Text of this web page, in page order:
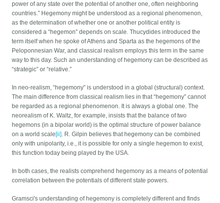
power of any state over the potential of another one, often neighboring
countries.” Hegemony might be understood as a regional phenomenon,
as the determination of whether one or another political entity is
considered a “hegemon” depends on scale. Thucydides introduced the
term itself when he spoke of Athens and Sparta as the hegemons of the
Peloponnesian War, and classical realism employs this term in the same
way to this day. Such an understanding of hegemony can be described as
“strategic” or “relative.”
In neo-realism, “hegemony” is understood in a global (structural) context.
The main difference from classical realism lies in that “hegemony” cannot
be regarded as a regional phenomenon. It is always a global one. The
neorealism of K. Waltz, for example, insists that the balance of two
hegemons (in a bipolar world) is the optimal structure of power balance
on a world scale[ii]. R. Gilpin believes that hegemony can be combined
only with unipolarity, i.e., it is possible for only a single hegemon to exist,
this function today being played by the USA.
In both cases, the realists comprehend hegemony as a means of potential
correlation between the potentials of different state powers.
Gramsci's understanding of hegemony is completely different and finds